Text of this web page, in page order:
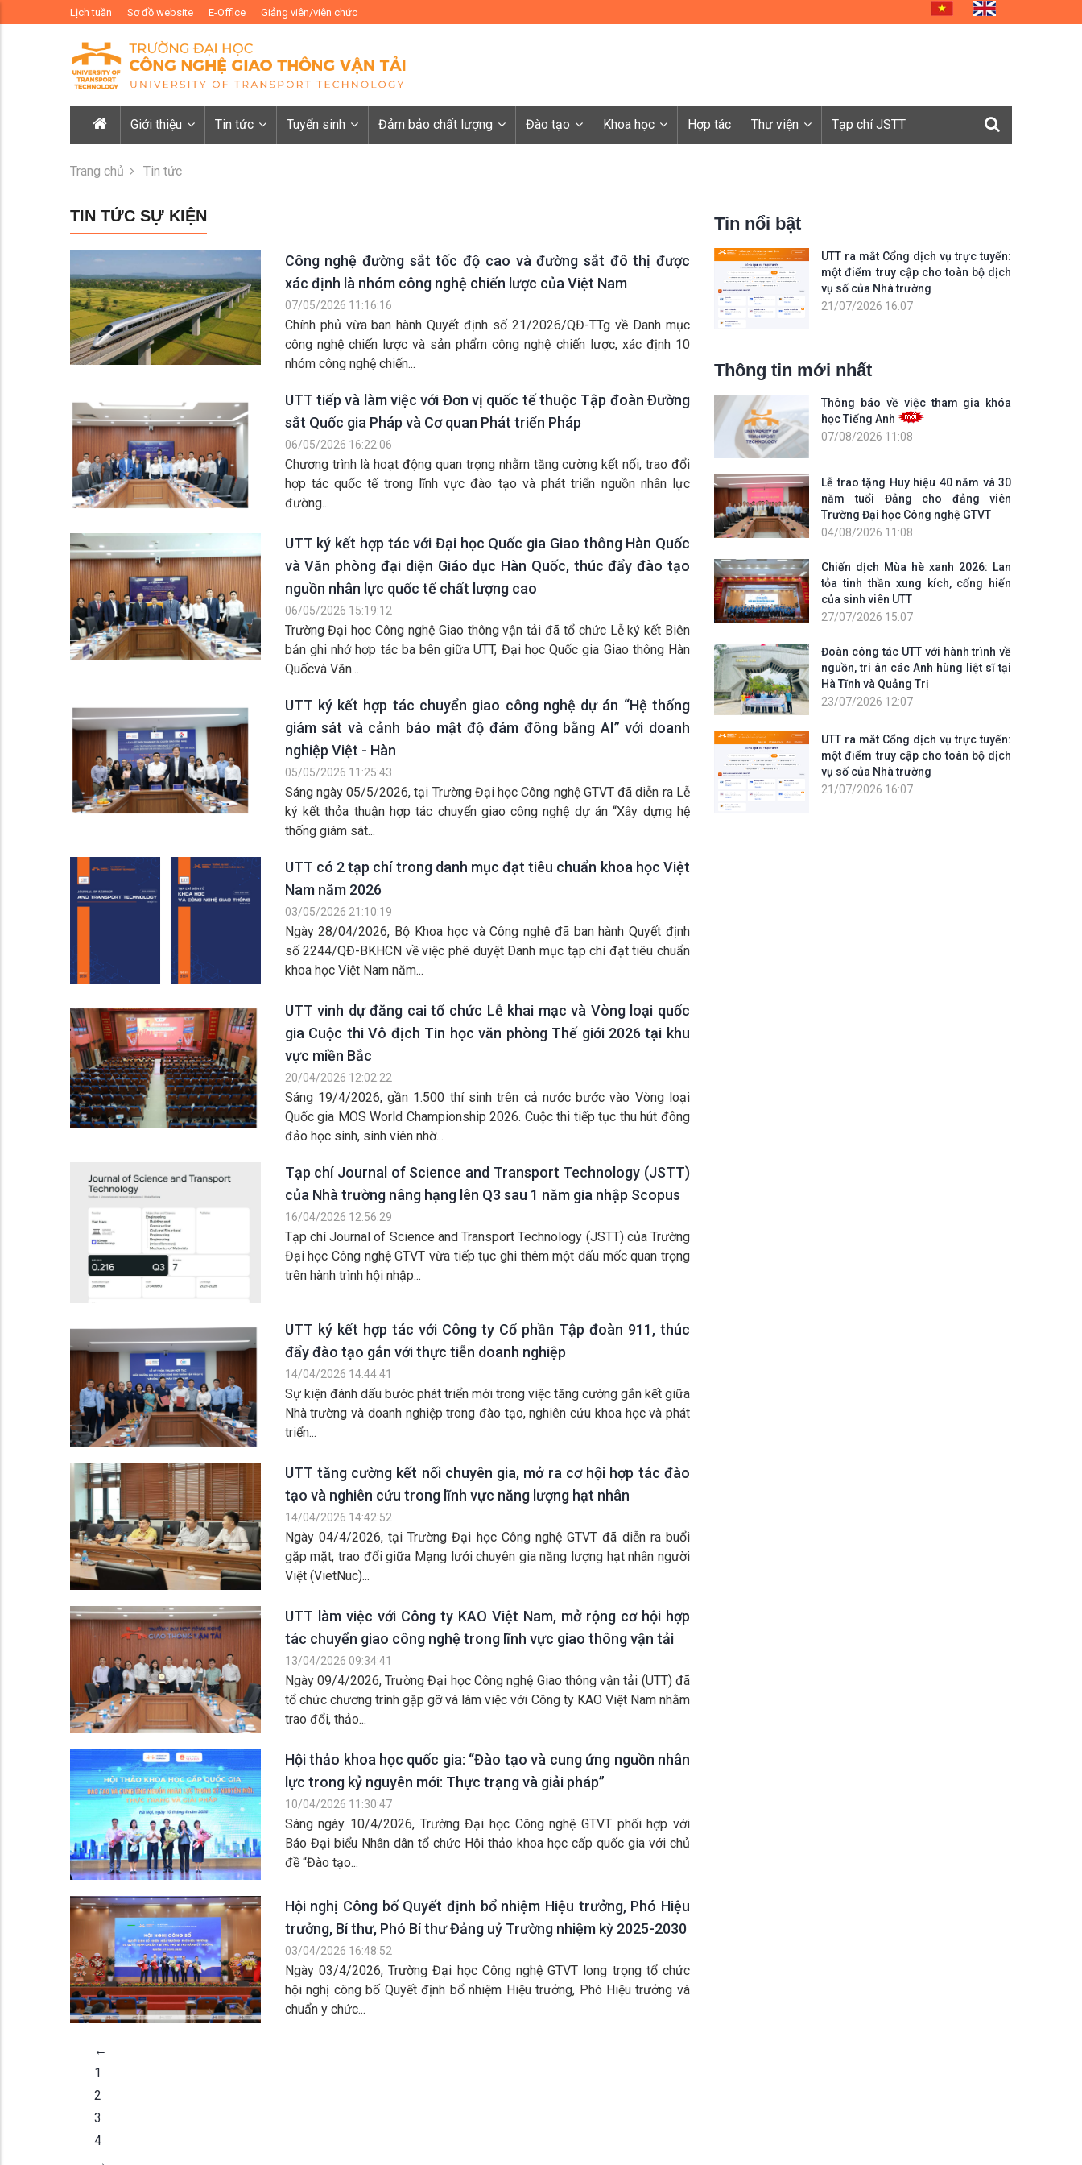
Lịch tuần Sơ đồ website E-Office Giảng viên/viên chức
Giới thiệu Tin tức Tuyển sinh Đảm bảo chất lượng Đào tạo Khoa học Hợp tác Thư viện Tạp chí JSTT
Trang chủ Tin tức
TIN TỨC SỰ KIỆN
Công nghệ đường sắt tốc độ cao và đường sắt đô thị được
xác định là nhóm công nghệ chiến lược của Việt Nam
07/05/2026 11:16:16
Chính phủ vừa ban hành Quyết định số 21/2026/QĐ-TTg về Danh mục
công nghệ chiến lược và sản phẩm công nghệ chiến lược, xác định 10
nhóm công nghệ chiến...
UTT tiếp và làm việc với Đơn vị quốc tế thuộc Tập đoàn Đường
sắt Quốc gia Pháp và Cơ quan Phát triển Pháp
06/05/2026 16:22:06
Chương trình là hoạt động quan trọng nhằm tăng cường kết nối, trao đổi
hợp tác quốc tế trong lĩnh vực đào tạo và phát triển nguồn nhân lực
đường...
UTT ký kết hợp tác với Đại học Quốc gia Giao thông Hàn Quốc
và Văn phòng đại diện Giáo dục Hàn Quốc, thúc đẩy đào tạo
nguồn nhân lực quốc tế chất lượng cao
06/05/2026 15:19:12
Trường Đại học Công nghệ Giao thông vận tải đã tổ chức Lễ ký kết Biên
bản ghi nhớ hợp tác ba bên giữa UTT, Đại học Quốc gia Giao thông Hàn
Quốcvà Văn...
UTT ký kết hợp tác chuyển giao công nghệ dự án “Hệ thống
giám sát và cảnh báo mật độ đám đông bằng AI” với doanh
nghiệp Việt - Hàn
05/05/2026 11:25:43
Sáng ngày 05/5/2026, tại Trường Đại học Công nghệ GTVT đã diễn ra Lễ
ký kết thỏa thuận hợp tác chuyển giao công nghệ dự án “Xây dựng hệ
thống giám sát...
UTT có 2 tạp chí trong danh mục đạt tiêu chuẩn khoa học Việt
Nam năm 2026
03/05/2026 21:10:19
Ngày 28/04/2026, Bộ Khoa học và Công nghệ đã ban hành Quyết định
số 2244/QĐ-BKHCN về việc phê duyệt Danh mục tạp chí đạt tiêu chuẩn
khoa học Việt Nam năm...
UTT vinh dự đăng cai tổ chức Lễ khai mạc và Vòng loại quốc
gia Cuộc thi Vô địch Tin học văn phòng Thế giới 2026 tại khu
vực miền Bắc
20/04/2026 12:02:22
Sáng 19/4/2026, gần 1.500 thí sinh trên cả nước bước vào Vòng loại
Quốc gia MOS World Championship 2026. Cuộc thi tiếp tục thu hút đông
đảo học sinh, sinh viên nhờ...
Tạp chí Journal of Science and Transport Technology (JSTT)
của Nhà trường nâng hạng lên Q3 sau 1 năm gia nhập Scopus
16/04/2026 12:56:29
Tạp chí Journal of Science and Transport Technology (JSTT) của Trường
Đại học Công nghệ GTVT vừa tiếp tục ghi thêm một dấu mốc quan trọng
trên hành trình hội nhập...
UTT ký kết hợp tác với Công ty Cổ phần Tập đoàn 911, thúc
đẩy đào tạo gắn với thực tiễn doanh nghiệp
14/04/2026 14:44:41
Sự kiện đánh dấu bước phát triển mới trong việc tăng cường gắn kết giữa
Nhà trường và doanh nghiệp trong đào tạo, nghiên cứu khoa học và phát
triển...
UTT tăng cường kết nối chuyên gia, mở ra cơ hội hợp tác đào
tạo và nghiên cứu trong lĩnh vực năng lượng hạt nhân
14/04/2026 14:42:52
Ngày 04/4/2026, tại Trường Đại học Công nghệ GTVT đã diễn ra buổi
gặp mặt, trao đổi giữa Mạng lưới chuyên gia năng lượng hạt nhân người
Việt (VietNuc)...
UTT làm việc với Công ty KAO Việt Nam, mở rộng cơ hội hợp
tác chuyển giao công nghệ trong lĩnh vực giao thông vận tải
13/04/2026 09:34:41
Ngày 09/4/2026, Trường Đại học Công nghệ Giao thông vận tải (UTT) đã
tổ chức chương trình gặp gỡ và làm việc với Công ty KAO Việt Nam nhằm
trao đổi, thảo...
Hội thảo khoa học quốc gia: “Đào tạo và cung ứng nguồn nhân
lực trong kỷ nguyên mới: Thực trạng và giải pháp”
10/04/2026 11:30:47
Sáng ngày 10/4/2026, Trường Đại học Công nghệ GTVT phối hợp với
Báo Đại biểu Nhân dân tổ chức Hội thảo khoa học cấp quốc gia với chủ
đề “Đào tạo...
Hội nghị Công bố Quyết định bổ nhiệm Hiệu trưởng, Phó Hiệu
trưởng, Bí thư, Phó Bí thư Đảng uỷ Trường nhiệm kỳ 2025-2030
03/04/2026 16:48:52
Ngày 03/4/2026, Trường Đại học Công nghệ GTVT long trọng tổ chức
hội nghị công bố Quyết định bổ nhiệm Hiệu trưởng, Phó Hiệu trưởng và
chuẩn y chức...
←
1
2
3
4
Tin nổi bật
UTT ra mắt Cổng dịch vụ trực tuyến:
một điểm truy cập cho toàn bộ dịch
vụ số của Nhà trường
21/07/2026 16:07
Thông tin mới nhất
Thông báo về việc tham gia khóa
học Tiếng Anh
07/08/2026 11:08
Lễ trao tặng Huy hiệu 40 năm và 30
năm tuổi Đảng cho đảng viên
Trường Đại học Công nghệ GTVT
04/08/2026 11:08
Chiến dịch Mùa hè xanh 2026: Lan
tỏa tinh thần xung kích, cống hiến
của sinh viên UTT
27/07/2026 15:07
Đoàn công tác UTT với hành trình về
nguồn, tri ân các Anh hùng liệt sĩ tại
Hà Tĩnh và Quảng Trị
23/07/2026 12:07
UTT ra mắt Cổng dịch vụ trực tuyến:
một điểm truy cập cho toàn bộ dịch
vụ số của Nhà trường
21/07/2026 16:07